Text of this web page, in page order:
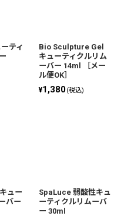
ティ
ー
Bio Sculpture Gel
キューティクルリム
ーバー 14ml ［メー
ル便OK］
¥1,380(税込)
ュー
バー
SpaLuce 弱酸性キュ
ーティクルリムーバ
ー 30ml